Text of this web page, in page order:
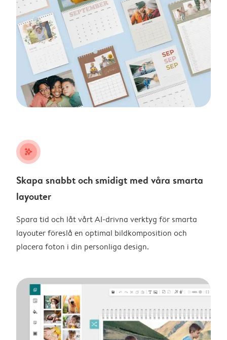
stars_plus
Skapa snabbt och smidigt med våra smarta
layouter
Spara tid och låt vårt AI-drivna verktyg för smarta
layouter föreslå en optimal bildkomposition och
placera foton i din personliga design.